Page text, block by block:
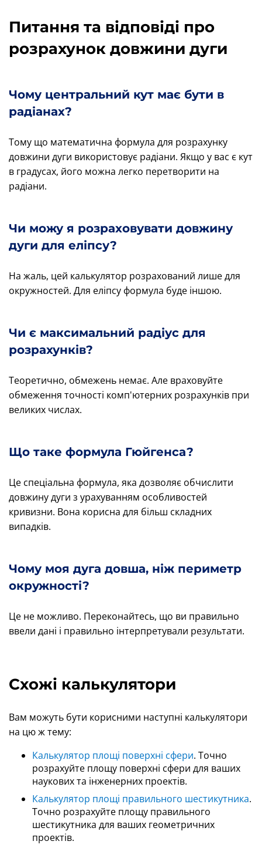
Питання та відповіді про
розрахунок довжини дуги
Чому центральний кут має бути в
радіанах?
Тому що математична формула для розрахунку
довжини дуги використовує радіани. Якщо у вас є кут
в градусах, його можна легко перетворити на
радіани.
Чи можу я розраховувати довжину
дуги для еліпсу?
На жаль, цей калькулятор розрахований лише для
окружностей. Для еліпсу формула буде іншою.
Чи є максимальний радіус для
розрахунків?
Теоретично, обмежень немає. Але враховуйте
обмеження точності комп'ютерних розрахунків при
великих числах.
Що таке формула Гюйгенса?
Це спеціальна формула, яка дозволяє обчислити
довжину дуги з урахуванням особливостей
кривизни. Вона корисна для більш складних
випадків.
Чому моя дуга довша, ніж периметр
окружності?
Це не можливо. Переконайтесь, що ви правильно
ввели дані і правильно інтерпретували результати.
Схожі калькулятори
Вам можуть бути корисними наступні калькулятори
на цю ж тему:
Калькулятор площі поверхні сфери. Точно
розрахуйте площу поверхні сфери для ваших
наукових та інженерних проектів.
Калькулятор площі правильного шестикутника.
Точно розрахуйте площу правильного
шестикутника для ваших геометричних
проектів.